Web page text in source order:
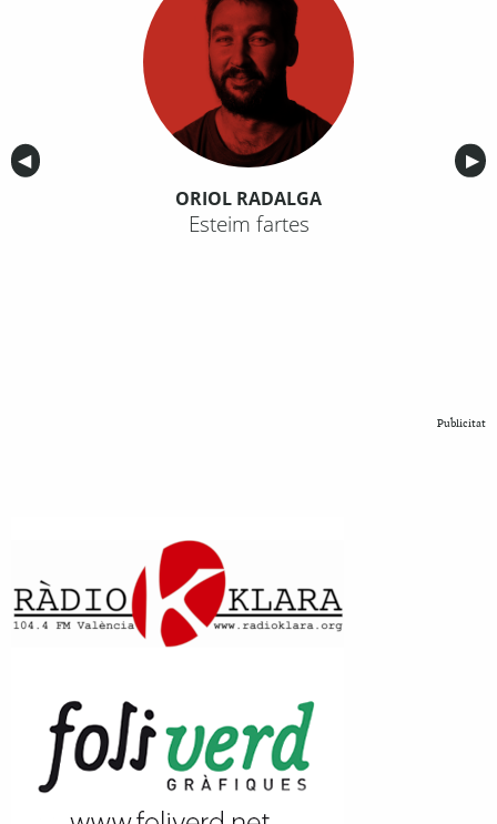
Anterior
◀︎ ▶︎
ORIOL RADALGA
Esteim fartes
Publicitat